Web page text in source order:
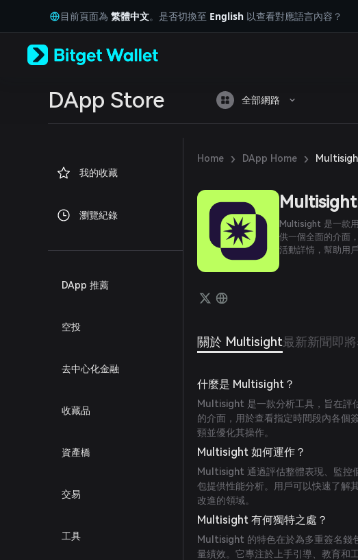
Tiếng Việt
Русский
Español (Latinoamérica)
Português (Portugal)
Bahasa Indonesia
Español (Argentina)
目前頁面為 繁體中文。是否切換至 English 以查看對應語言內容？
DApp Store 全部網路
我的收藏
瀏覽紀錄
DApp 推薦
空投
去中心化金融
收藏品
資產橋
交易
工具
Home › DApp Home ›
Multisight
Multisight 是一款
供一個全面的介面
活動詳情，幫助用
關於 Multisight最新新聞即
什麼是 Multisight？
Multisight 是一款分析工具，旨在評
的介面，用於查看指定時間段內各個
頸並優化其操作。
Multisight 如何運作？
Multisight 通過評估整體表現、監控
包提供性能分析。用戶可以快速了解
改進的領域。
Multisight 有何獨特之處？
Multisight 的特色在於為多重簽名錢
量績效。它專注於上手引導、教育和